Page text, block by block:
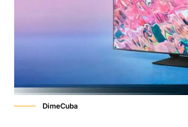
DimeCuba